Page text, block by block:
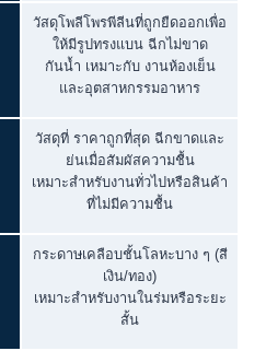
วัสดุโพลีโพรพีลีนที่ถูกยืดออกเพื่อ
ให้มีรูปทรงแบน ฉีกไม่ขาด
กันน้ำ เหมาะกับ งานห้องเย็น
และอุตสาหกรรมอาหาร
วัสดุที่ ราคาถูกที่สุด ฉีกขาดและ
ย่นเมื่อสัมผัสความชื้น
เหมาะสำหรับงานทั่วไปหรือสินค้า
ที่ไม่มีความชื้น
กระดาษเคลือบชั้นโลหะบาง ๆ (สี
เงิน/ทอง)
เหมาะสำหรับงานในร่มหรือระยะ
สั้น